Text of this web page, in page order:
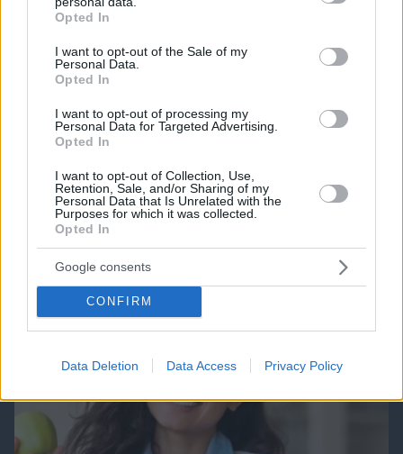
grant or deny consent to Google and its third-party tags to
use your data for below specified purposes in below Google
consent section.
Opted In
I want to opt-out of the Sale of my
Personal Data.
Opted In
I want to opt-out of processing my
Personal Data for Targeted Advertising.
Opted In
I want to opt-out of Collection, Use,
Retention, Sale, and/or Sharing of my
Personal Data that Is Unrelated with the
Purposes for which it was collected.
Opted In
Google consents
CONFIRM
Data Deletion Data Access Privacy Policy
Cut The Rope Northern Heights Candy
ΔΕΙΤΕ ΟΛΑ ΤΑ GAMES
Best of Network